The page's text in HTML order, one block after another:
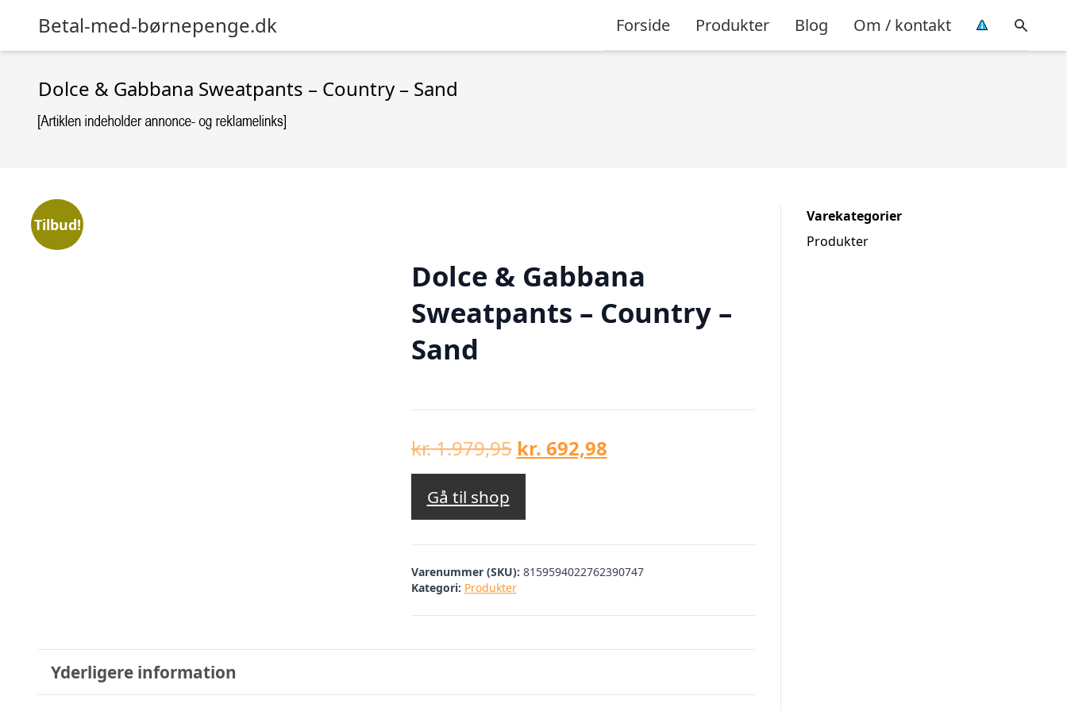
Betal-med-børnepenge.dk Forside Produkter Blog Om / kontakt
Dolce & Gabbana Sweatpants – Country – Sand
Tilbud!
Dolce & Gabbana
Sweatpants – Country –
Sand
kr.1.979,95 Den
oprindelige
var:
kr. 1.979,95.
kr. 692,98Den
kr. 692,98.
Gå til shop
Varenummer (SKU): 8159594022762390747
Kategori: Produkter
Yderligere information
Varekategorier
Produkter